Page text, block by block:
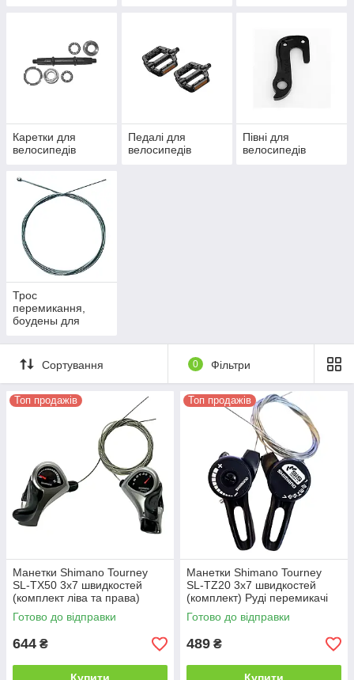
Каретки для
велосипедів
Педалі для
велосипедів
Півні для
велосипедів
Трос
перемикання,
боудены для
Сортування 0 Фільтри
Топ продажів
Манетки Shimano Tourney
SL-TX50 3х7 швидкостей
(комплект ліва та права)
Напівавтоматичні перемикачі
передач для велосипеда
Готово до відправки
644 ₴
Топ продажів
Манетки Shimano Tourney
SL-TZ20 3х7 швидкостей
(комплект) Руді перемикачі
передач для велосипеда
(шифтери)
Готово до відправки
489 ₴